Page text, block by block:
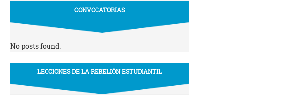
CONVOCATORIAS
No posts found.
LECCIONES DE LA REBELIÓN ESTUDIANTIL